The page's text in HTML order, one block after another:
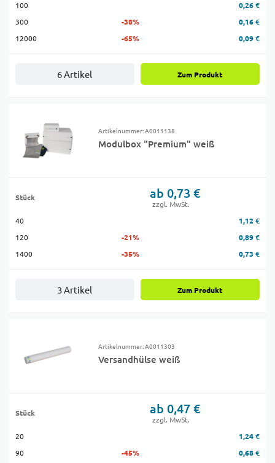
100
0,26 €
300
-38%
0,16 €
12000
-65% 0,09 €
6 Artikel Zum Produkt
Artikelnummer: A0011138
Modulbox "Premium" weiß
Stück ab 0,73 €
zzgl. MwSt.
40
1,12 €
120
-21%
0,89 €
1400
-35% 0,73 €
3 Artikel Zum Produkt
Artikelnummer: A0011303
Versandhülse weiß
Stück ab 0,47 €
zzgl. MwSt.
20
1,24 €
90
-45% 0,68 €